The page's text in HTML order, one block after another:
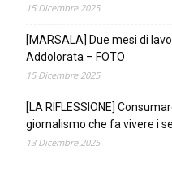
15 Dicembre 2025
[MARSALA] Due mesi di
Addolorata – FOTO
15 Dicembre 2025
[LA RIFLESSIONE]
giornalismo che fa vivere i
13 Dicembre 2025